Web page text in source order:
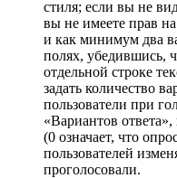
стиля; если вы не
вы не имеете прав
и как минимум два
полях, убедившись,
отдельной строке
задать количество
пользователи при
«Вариантов
(0 означает, что
пользователей
проголосовали.